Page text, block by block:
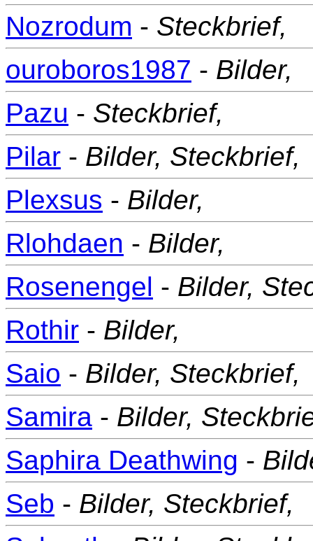
Nozrodum - Steckbrief,
ouroboros1987 - Bilder,
Pazu - Steckbrief,
Pilar - Bilder, Steckbrief,
Plexsus - Bilder,
Rlohdaen - Bilder,
Rosenengel - Bilder,
Rothir - Bilder,
Saio - Bilder, Steckbrief,
Samira - Bilder,
Saphira Deathwing -
Seb - Bilder, Steckbrief,